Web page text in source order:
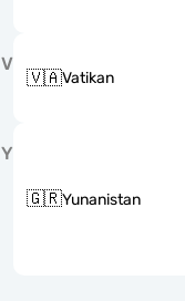
V
🇻🇦Vatikan
Y
🇬🇷Yunanistan